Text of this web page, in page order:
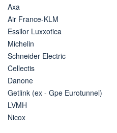
Axa
Air France-KLM
Essilor Luxxotica
Michelin
Schneider Electric
Cellectis
Danone
Getlink (ex - Gpe Eurotunnel)
LVMH
Nicox